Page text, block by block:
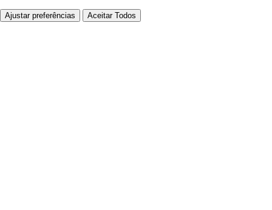
Ajustar preferências Aceitar Todos